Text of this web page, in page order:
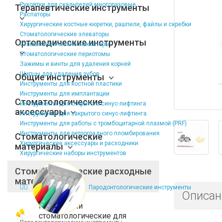
Рукоятки для скальпелей многоразовые
Распаторы
Хирургические костные кюретки, рашпили, файлы и скребки
Стоматологические элеваторы
Стоматологические люксаторы
Стоматологические периотомы
Зажимы и винты для удаления корней
Щипцы для удаления зубов
Инструменты для костной пластики
Инструменты для имплантации
Инструменты для открытого синус-лифтинга
Инструменты для закрытого синус-лифтинга
Инструменты для работы с тромбоцитарной плазмой (PRF)
Инструменты для ретроградного пломбирования
Хирургические аксессуары и расходники
Хирургические наборы инструментов
Пародонтологические инструменты
Терапевтические инструменты
Ортопедические инструменты
Общие инструменты
Стоматологические
аксессуары
Стоматологические
материалы
Стоматологические расходные
материалы
Расходники
стоматологические для